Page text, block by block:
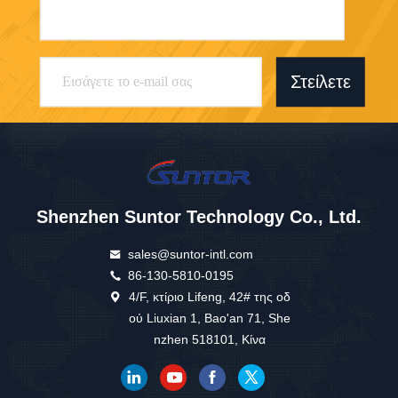
Στείλετε
Shenzhen Suntor Technology Co., Ltd.
sales@suntor-intl.com
86-130-5810-0195
4/F, κτίριο Lifeng, 42# της οδ
ού Liuxian 1, Bao'an 71, She
nzhen 518101, Κίνα